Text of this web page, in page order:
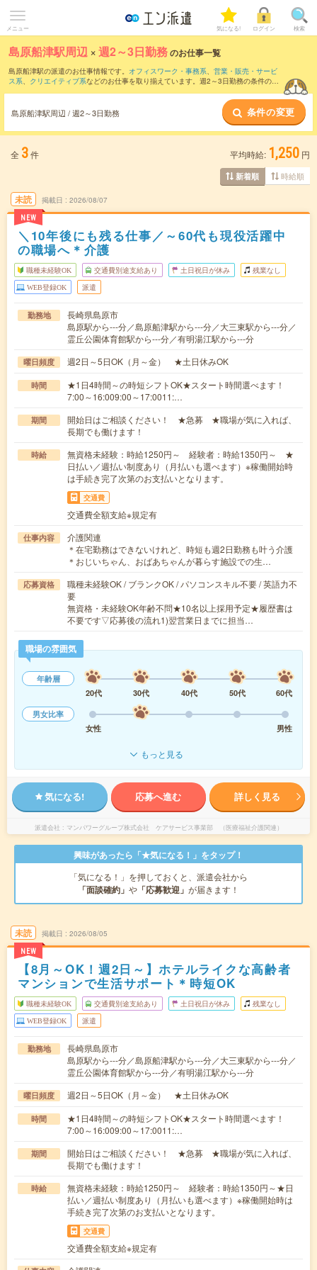
メニュー 気になる! ログイン 検索
島原船津駅周辺 ×週2～3日勤務のお仕事一覧
島原船津駅の派遣のお仕事情報です。 オフィスワーク・事務系、 営業・販売・サービ
ス系、 クリエイティブ系などのお仕事を取り揃えています。週2～3日勤務の条件の他
島原船津駅周辺 / 週2～3日勤務 条件の変更
全 3件 平均時給: 1,250 円
新着順 時給順
未読
NEW
掲載日 2026/08/07
＼10年後にも残る仕事／～60代も現役活躍中
の職場へ＊介護
職種未経験OK 交通費別途支給あり 土日祝日が休み 残業なし
WEB登録OK 派遣
勤務地
長崎県島原市
島原駅から---分／島原船津駅から---分／大三東駅から---分／
霊丘公園体育館駅から---分／有明湯江駅から---分
曜日頻度 週2日～5日OK（月～金） ★土日休みOK
時間
★1日4時間～の時短シフトOK★スタート時間選べます！
7:00～16:009:00～17:0011:…
期間
開始日はご相談ください！ ★急募 ★職場が気に入れば、
長期でも働けます！
時給
無資格未経験：時給1250円～ 経験者：時給1350円～ ★
日払い／週払い制度あり（月払いも選べます）※稼働開始時
は手続き完了次第のお支払いとなります。
交通費
交通費全額支給※規定有
仕事内容
介護関連
＊在宅勤務はできないけれど、時短も週2日勤務も叶う介護
＊おじいちゃん、おばあちゃんが暮らす施設での生…
応募資格
職種未経験OK / ブランクOK / パソコンスキル不要 / 英語力不
要
無資格・未経験OK年齢不問★10名以上採用予定★履歴書は
不要です▽応募後の流れ1)翌営業日までに担当…
職場の雰囲気
年齢層
20代
30代 40代 50代
60代
男女比率
女性
男性
もっと見る
気になる! 応募へ進む 詳しく見る
派遣会社 マンパワーグループ株式会社 ケアサービス事業部 （医療福祉介護関連）
興味があったら「★気になる！」をタップ！
「気になる！」を押しておくと、派遣会社から
「面談確約」 や 「応募歓迎」 が届きます！
未読
NEW
掲載日 2026/08/05
【8月～OK！週2日～】ホテルライクな高齢者
マンションで生活サポート＊時短OK
職種未経験OK 交通費別途支給あり 土日祝日が休み 残業なし
WEB登録OK 派遣
勤務地
長崎県島原市
島原駅から---分／島原船津駅から---分／大三東駅から---分／
霊丘公園体育館駅から---分／有明湯江駅から---分
曜日頻度 週2日～5日OK（月～金） ★土日休みOK
時間
★1日4時間～の時短シフトOK★スタート時間選べます！
7:00～16:009:00～17:0011:…
期間
開始日はご相談ください！ ★急募 ★職場が気に入れば、
長期でも働けます！
時給
無資格未経験：時給1250円～ 経験者：時給1350円～★日
払い／週払い制度あり（月払いも選べます）※稼働開始時は
手続き完了次第のお支払いとなります。
交通費
交通費全額支給※規定有